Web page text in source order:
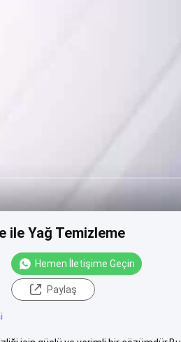
ile Yağ Temizleme
Hemen İletişime Geçin
Paylaş